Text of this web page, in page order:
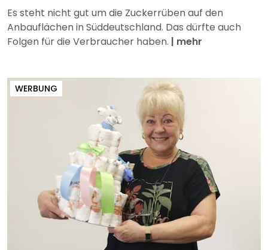
Es steht nicht gut um die Zuckerrüben auf den
Anbauflächen in Süddeutschland. Das dürfte auch
Folgen für die Verbraucher haben. | mehr
WERBUNG